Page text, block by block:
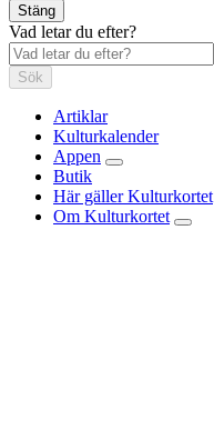
Stäng
Vad letar du efter?
Sök
Artiklar
Kulturkalender
Appen
Butik
Här gäller Kulturkortet
Om Kulturkortet